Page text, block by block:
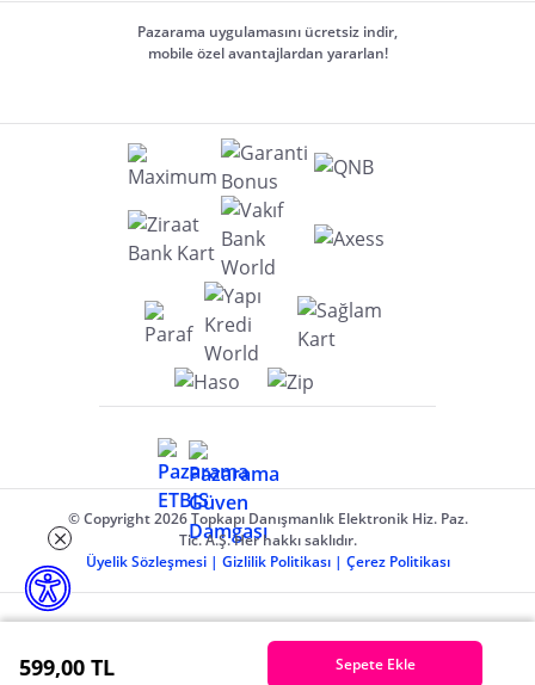
599,00 TL Sepete Ekle
Pazarama uygulamasını ücretsiz indir,
mobile özel avantajlardan yararlan!
© Copyright 2026 Topkapı Danışmanlık Elektronik Hiz. Paz.
Tic. A.Ş. Her hakkı saklıdır.
Üyelik Sözleşmesi | Gizlilik Politikası | Çerez Politikası